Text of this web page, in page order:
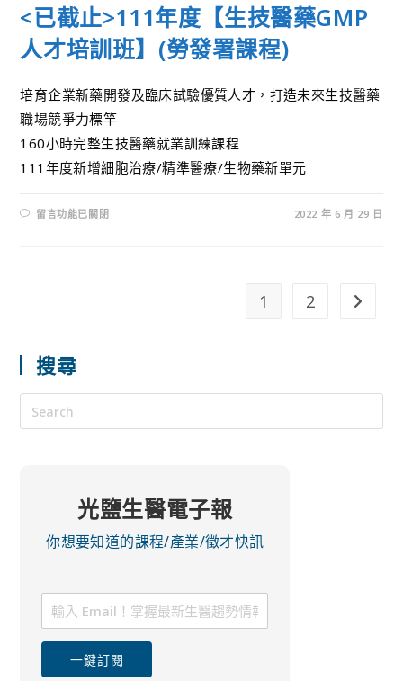
<已截止>111年度【生技醫藥GMP
人才培訓班】(勞發署課程)
培育企業新藥開發及臨床試驗優質人才，打造未來生技醫藥
職場競爭力標竿
160小時完整生技醫藥就業訓練課程
111年度新增細胞治療/精準醫療/生物藥新單元
留言功能已關閉 2022 年 6 月 29 日
1 2
搜尋
光鹽生醫電子報
你想要知道的課程/產業/徵才快訊
一鍵訂閱